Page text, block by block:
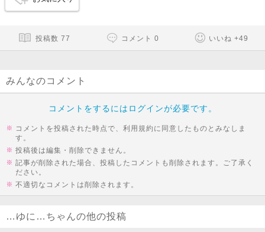
投稿数 77 コメント 0 いいね +49
みんなのコメント
コメントをするにはログインが必要です。
コメントを投稿された時点で、利用規約に同意したものとみなしま
す。
投稿後は編集・削除できません。
記事が削除された場合、投稿したコメントも削除されます。ご了承く
ださい。
不適切なコメントは削除されます。
…ゆに…ちゃんの他の投稿